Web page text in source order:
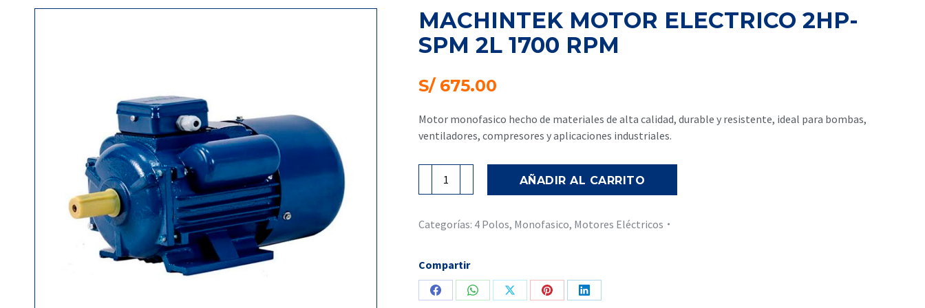
MACHINTEK MOTOR ELECTRICO 2HP-
SPM 2L 1700 RPM
S/675.00
Motor monofasico hecho de materiales de alta calidad, durable y resistente, ideal para bombas,
ventiladores, compresores y aplicaciones industriales.
2HP-
1700 rpm
cantidad
AÑADIR AL CARRITO
Categorías: 4 Polos, Monofasico, Motores Eléctricos
Compartir
Share
Share
Share
Share
Share